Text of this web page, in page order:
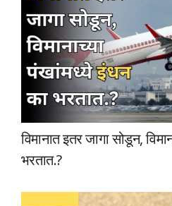
विमानात इतर जागा सोडून,
भरतात.?